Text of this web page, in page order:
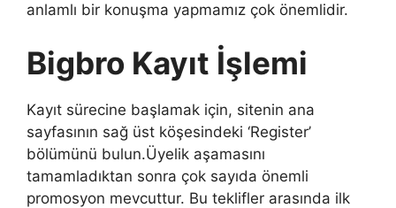
anlamlı bir konuşma yapmamız çok önemlidir.
Bigbro Kayıt İşlemi
Kayıt sürecine başlamak için, sitenin ana
sayfasının sağ üst köşesindeki ‘Register’
bölümünü bulun.Üyelik aşamasını
tamamladıktan sonra çok sayıda önemli
promosyon mevcuttur. Bu teklifler arasında ilk